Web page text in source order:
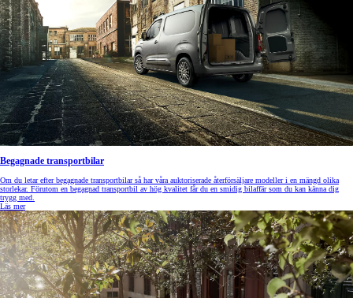
Begagnade transportbilar
Om du letar efter begagnade transportbilar så har våra auktoriserade återförsäljare modeller i en mängd olika
storlekar. Förutom en begagnad transportbil av hög kvalitet får du en smidig bilaffär som du kan känna dig
trygg med.
Läs mer